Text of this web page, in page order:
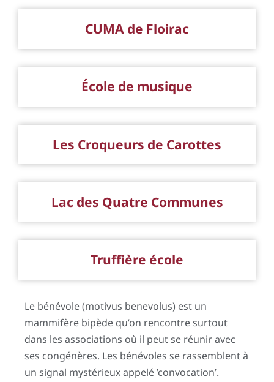
CUMA de Floirac
École de musique
Les Croqueurs de Carottes
Lac des Quatre Communes
Truffière école
Le bénévole (motivus benevolus) est un
mammifère bipède qu’on rencontre surtout
dans les associations où il peut se réunir avec
ses congénères. Les bénévoles se rassemblent à
un signal mystérieux appelé ’convocation’.